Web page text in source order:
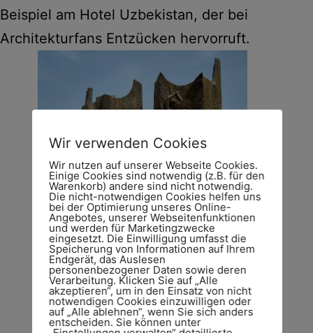
Beispiel am Hotel Uzbekistan, der bei
Architekturfans Entzücken hervorruft.
Wir verwenden Cookies
Wir nutzen auf unserer Webseite Cookies.
Einige Cookies sind notwendig (z.B. für den
Warenkorb) andere sind nicht notwendig.
Die nicht-notwendigen Cookies helfen uns
bei der Optimierung unseres Online-
Angebotes, unserer Webseitenfunktionen
und werden für Marketingzwecke
eingesetzt. Die Einwilligung umfasst die
Speicherung von Informationen auf Ihrem
Endgerät, das Auslesen
personenbezogener Daten sowie deren
Verarbeitung. Klicken Sie auf „Alle
akzeptieren“, um in den Einsatz von nicht
notwendigen Cookies einzuwilligen oder
auf „Alle ablehnen“, wenn Sie sich anders
entscheiden. Sie können unter